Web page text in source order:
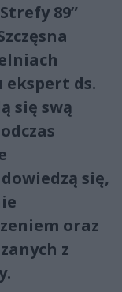
89”
ekspert ds.
się swą
się,
oraz
z